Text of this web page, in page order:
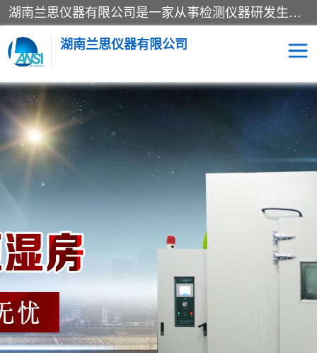
湖南兰思仪器有限公司是一家从事检测仪器研发生产销售和维修保养服务的综合型企业，产品符合国际标准可按需定制专业售前售后工程师，主要有门窗性能体验箱、门窗隔音展示箱、恒温恒湿试验箱、步入式恒温恒湿房、高低温试验箱、老化试验箱、老化试验房、恒温恒湿培养箱、水泥标准养护试验箱、电热鼓风干燥试验箱、真空干燥箱、工业烤箱、盐雾腐蚀试验箱等。
湖南兰思仪器有限公司
老化房 恒温恒湿试验箱
工业烘箱 门窗体验箱